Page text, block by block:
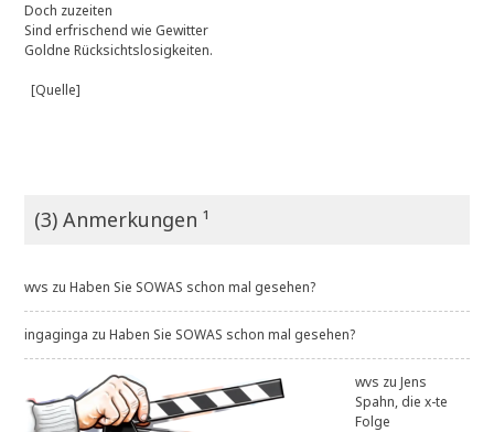
Doch zuzeiten
Sind erfrischend wie Gewitter
Goldne Rücksichtslosigkeiten.
[Quelle]
(3) Anmerkungen ¹
wvs zuHaben Sie SOWAS schon mal gesehen?
ingaginga zuHaben Sie SOWAS schon mal gesehen?
wvs zuJens
Spahn, die x-te
Folge